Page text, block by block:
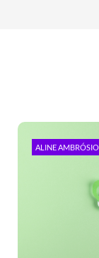
ALINE AMBRÓSIO